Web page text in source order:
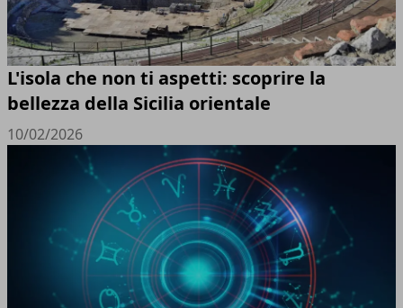
L'isola che non ti aspetti: scoprire la
bellezza della Sicilia orientale
10/02/2026